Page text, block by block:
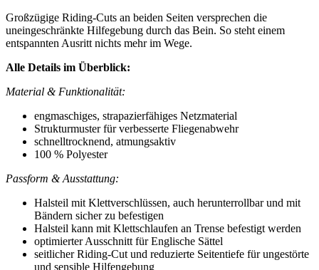
Großzügige Riding-Cuts an beiden Seiten versprechen die
uneingeschränkte Hilfegebung durch das Bein. So steht einem
entspannten Ausritt nichts mehr im Wege.
Alle Details im Überblick:
Material & Funktionalität:
engmaschiges, strapazierfähiges Netzmaterial
Strukturmuster für verbesserte Fliegenabwehr
schnelltrocknend, atmungsaktiv
100 % Polyester
Passform & Ausstattung:
Halsteil mit Klettverschlüssen, auch herunterrollbar und mit
Bändern sicher zu befestigen
Halsteil kann mit Klettschlaufen an Trense befestigt werden
optimierter Ausschnitt für Englische Sättel
seitlicher Riding-Cut und reduzierte Seitentiefe für ungestörte
und sensible Hilfengebung